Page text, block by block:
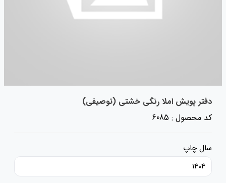
دفتر پویش املا رنگی خشتی (توصیفی)
کد محصول : 6085
سال چاپ
1404